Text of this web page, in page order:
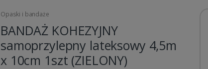
Opaski i bandaże
BANDAŻ KOHEZYJNY
samoprzylepny lateksowy 4,5m
x 10cm 1szt (ZIELONY)